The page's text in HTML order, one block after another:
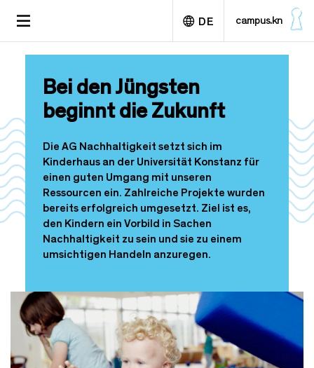
m
n
h
l
t
TOGGLE
DE campus.kn
Bei den Jüngsten
beginnt die Zukunft
Die AG Nachhaltigkeit setzt sich im
Kinderhaus an der Universität Konstanz für
einen guten Umgang mit unseren
Ressourcen ein. Zahlreiche Projekte wurden
bereits erfolgreich umgesetzt. Ziel ist es,
den Kindern ein Vorbild in Sachen
Nachhaltigkeit zu sein und sie zu einem
umsichtigen Handeln anzuregen.